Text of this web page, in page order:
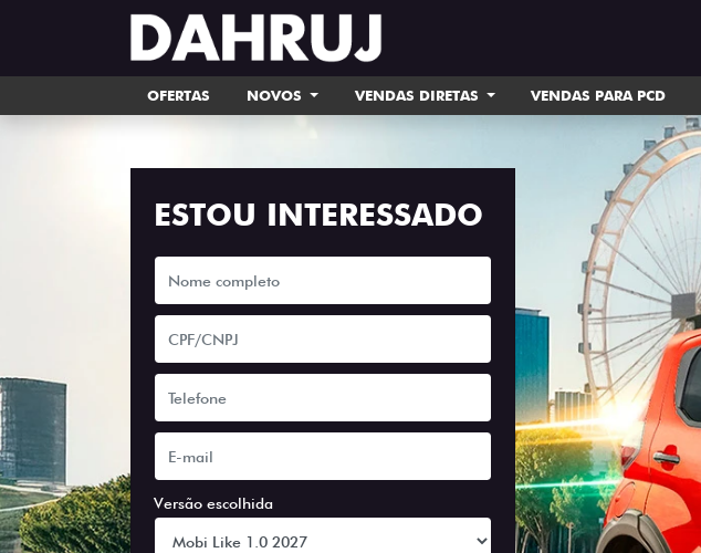
OFERTAS NOVOS VENDAS DIRETAS VENDAS PARA PCD
ESTOU INTERESSADO
Versão escolhida